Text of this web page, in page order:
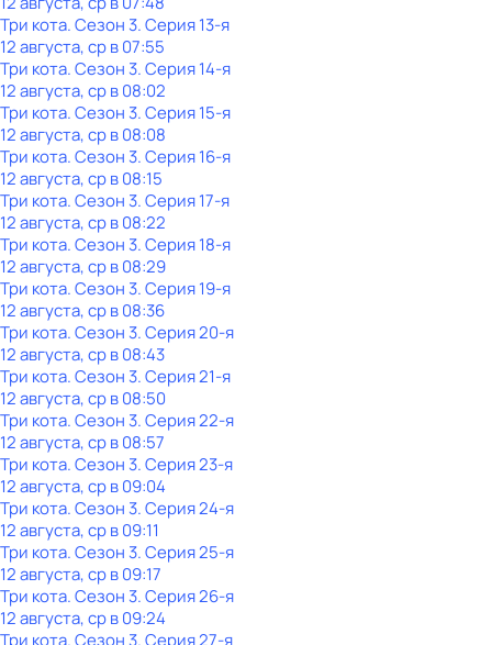
Три кота. Сезон 3. Серия 13-я
12 августа, ср в 07:55
Три кота. Сезон 3. Серия 14-я
12 августа, ср в 08:02
Три кота. Сезон 3. Серия 15-я
12 августа, ср в 08:08
Три кота. Сезон 3. Серия 16-я
12 августа, ср в 08:15
Три кота. Сезон 3. Серия 17-я
12 августа, ср в 08:22
Три кота. Сезон 3. Серия 18-я
12 августа, ср в 08:29
Три кота. Сезон 3. Серия 19-я
12 августа, ср в 08:36
Три кота. Сезон 3. Серия 20-я
12 августа, ср в 08:43
Три кота. Сезон 3. Серия 21-я
12 августа, ср в 08:50
Три кота. Сезон 3. Серия 22-я
12 августа, ср в 08:57
Три кота. Сезон 3. Серия 23-я
12 августа, ср в 09:04
Три кота. Сезон 3. Серия 24-я
12 августа, ср в 09:11
Три кота. Сезон 3. Серия 25-я
12 августа, ср в 09:17
Три кота. Сезон 3. Серия 26-я
12 августа, ср в 09:24
Три кота. Сезон 3. Серия 27-я